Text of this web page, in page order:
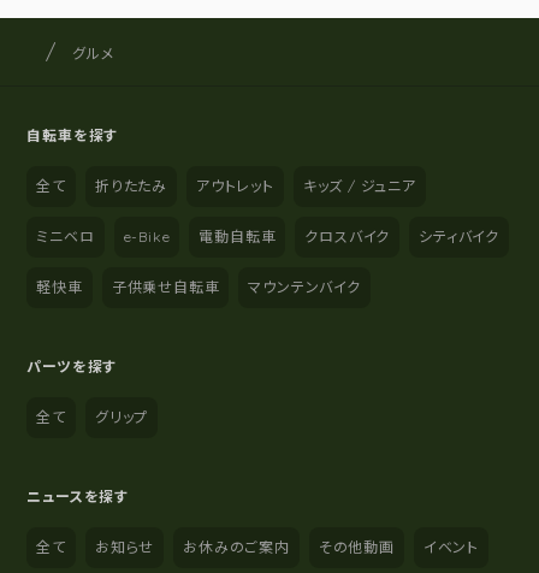
サイト内の現在地
サイクルショップナカゴヤ
グルメ
自転車を探す
全て 折りたたみ アウトレット キッズ / ジュニア
ミニベロ e-Bike 電動自転車 クロスバイク シティバイク
軽快車 子供乗せ自転車 マウンテンバイク
パーツを探す
全て グリップ
ニュースを探す
全て お知らせ お休みのご案内 その他動画 イベント